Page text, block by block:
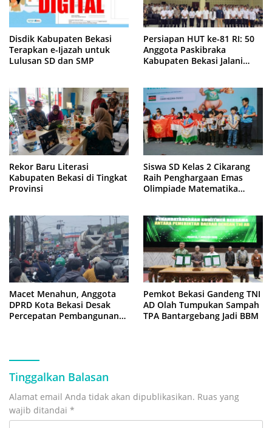
Disdik Kabupaten Bekasi
Terapkan e-Ijazah untuk
Lulusan SD dan SMP
Persiapan HUT ke-81 RI: 50
Anggota Paskibraka
Kabupaten Bekasi Jalani
Rekor Baru Literasi
Kabupaten Bekasi di Tingkat
Provinsi
Siswa SD Kelas 2 Cikarang
Raih Penghargaan Emas
Olimpiade Matematika
Macet Menahun, Anggota
DPRD Kota Bekasi Desak
Percepatan Pembangunan
Pemkot Bekasi Gandeng TNI
AD Olah Tumpukan Sampah
TPA Bantargebang Jadi BBM
Tinggalkan Balasan
Alamat email Anda tidak akan dipublikasikan. Ruas yang
wajib ditandai *